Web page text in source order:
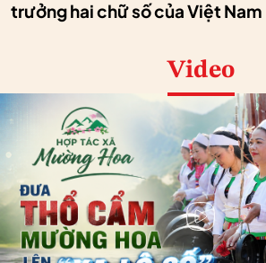
trưởng hai chữ số của Việt Nam
Video